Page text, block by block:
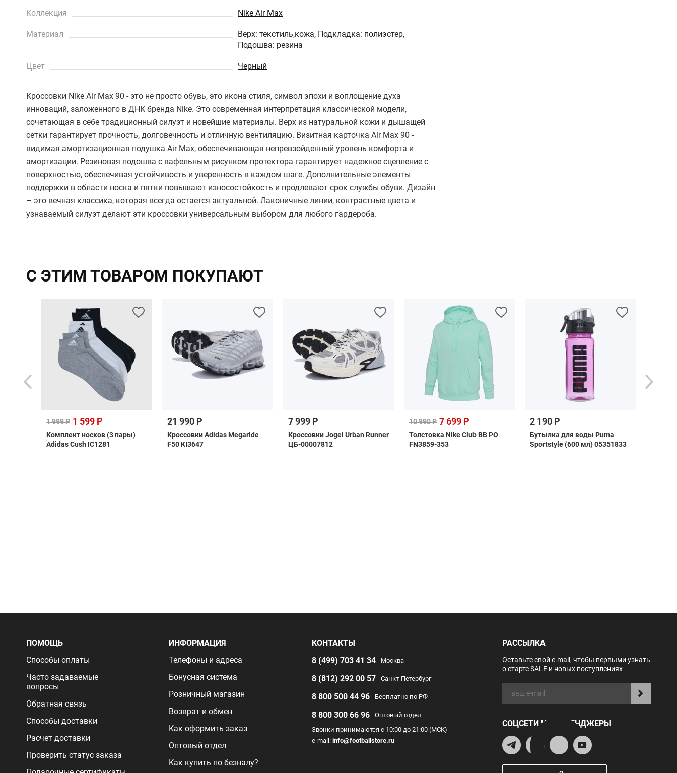
Коллекция Nike Air Max
Материал
Верх: текстиль,кожа, Подкладка: полиэстер,
Подошва: резина
Цвет Черный
Кроссовки Nike Air Max 90 - это не просто обувь, это икона стиля, символ эпохи и воплощение духа
инноваций, заложенного в ДНК бренда Nike. Это современная интерпретация классической модели,
сочетающая в себе традиционный силуэт и новейшие материалы. Верх из натуральной кожи и дышащей
сетки гарантирует прочность, долговечность и отличную вентиляцию. Визитная карточка Air Max 90 -
видимая амортизационная подушка Air Max, обеспечивающая непревзойденный уровень комфорта и
амортизации. Резиновая подошва с вафельным рисунком протектора гарантирует надежное сцепление с
поверхностью, обеспечивая устойчивость и уверенность в каждом шаге. Дополнительные элементы
поддержки в области носка и пятки повышают износостойкость и продлевают срок службы обуви. Дизайн
– это вечная классика, которая всегда остается актуальной. Лаконичные линии, контрастные цвета и
узнаваемый силуэт делают эти кроссовки универсальным выбором для любого гардероба.
С ЭТИМ ТОВАРОМ ПОКУПАЮТ
1 999 Р 1 599 Р
Комплект носков (3 пары)
Adidas Cush IC1281
21 990 Р
Кроссовки Adidas Megaride
F50 KI3647
7 999 Р
Кроссовки Jogel Urban Runner
ЦБ-00007812
10 990 Р 7 699 Р
Толстовка Nike Club BB PO
FN3859-353
2 190 Р
Бутылка для воды Puma
Sportstyle (600 мл) 05351833
ПОМОЩЬ
Способы оплаты
Часто задаваемые
вопросы
Обратная связь
Способы доставки
Расчет доставки
Проверить статус заказа
ИНФОРМАЦИЯ
Телефоны и адреса
Бонусная система
Розничный магазин
Возврат и обмен
Как оформить заказ
Оптовый отдел
Как купить по безналу?
КОНТАКТЫ
8 (499) 703 41 34
Москва
8 (812) 292 00 57 Санкт-Петербург
8 800 500 44 96 Бесплатно по РФ
8 800 300 66 96
Оптовый отдел
Звонки принимаются с 10:00 до 21:00 (МСК)
e-mail: info@footballstore.ru
РАССЫЛКА
Оставьте свой e-mail, чтобы первыми узнать
о старте SALE и новых поступлениях
СОЦСЕТИ И МЕССЕНДЖЕРЫ